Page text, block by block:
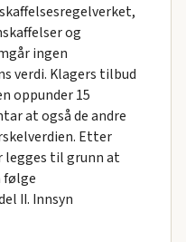
og
ingen
verdi. Klagers tilbud
oppunder 15
at også de andre
Etter
legges til grunn at
II. Innsyn